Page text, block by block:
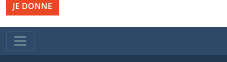
JE DONNE